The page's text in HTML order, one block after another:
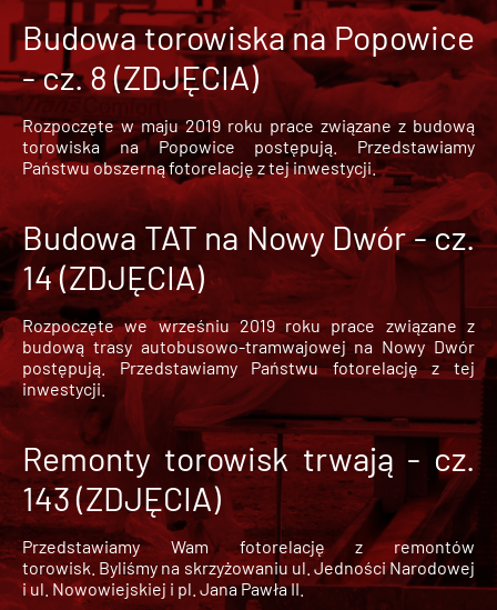
Budowa torowiska na Popowice
- cz. 8 (ZDJĘCIA)
Rozpoczęte w maju 2019 roku prace związane z budową
torowiska na Popowice
postępują. Przedstawiamy
Państwu obszerną fotorelację z tej inwestycji.
Budowa TAT na Nowy Dwór - cz.
14 (ZDJĘCIA)
Rozpoczęte we wrześniu 2019 roku prace związane z
budową trasy autobusowo-tramwajowej na Nowy Dwór
postępują. Przedstawiamy Państwu fotorelację z tej
inwestycji.
Remonty torowisk trwają - cz.
143 (ZDJĘCIA)
Przedstawiamy Wam fotorelację z remontów
torowisk. Byliśmy na skrzyżowaniu ul. Jedności Narodowej
i ul. Nowowiejskiej i pl. Jana Pawła II.